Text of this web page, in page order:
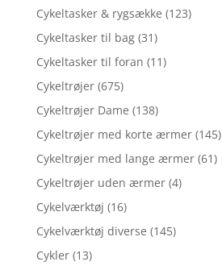
Cykeltasker & rygsække (123)
Cykeltasker til bag (31)
Cykeltasker til foran (11)
Cykeltrøjer (675)
Cykeltrøjer Dame (138)
Cykeltrøjer med korte ærmer (145)
Cykeltrøjer med lange ærmer (61)
Cykeltrøjer uden ærmer (4)
Cykelværktøj (16)
Cykelværktøj diverse (145)
Cykler (13)